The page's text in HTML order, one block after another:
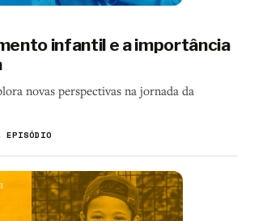
infantil e a importância
novas perspectivas na jornada da
EPISÓDIO